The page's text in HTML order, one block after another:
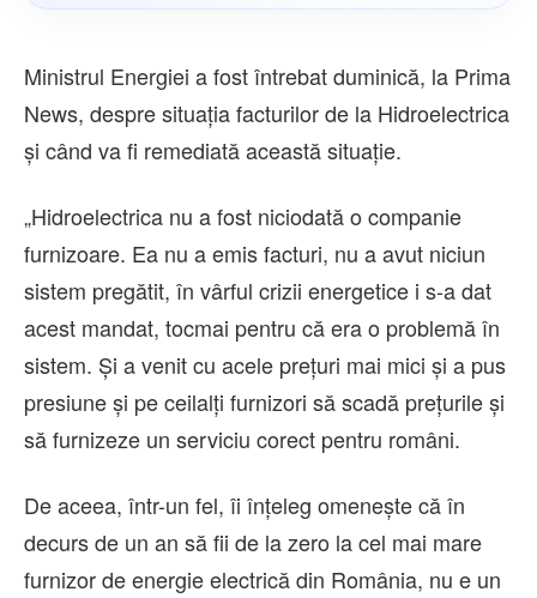
Ministrul Energiei a fost întrebat duminică, la Prima
News, despre situaţia facturilor de la Hidroelectrica
şi când va fi remediată această situaţie.
„Hidroelectrica nu a fost niciodată o companie
furnizoare. Ea nu a emis facturi, nu a avut niciun
sistem pregătit, în vârful crizii energetice i s-a dat
acest mandat, tocmai pentru că era o problemă în
sistem. Şi a venit cu acele preţuri mai mici şi a pus
presiune şi pe ceilalţi furnizori să scadă preţurile şi
să furnizeze un serviciu corect pentru români.
De aceea, într-un fel, îi înţeleg omeneşte că în
decurs de un an să fii de la zero la cel mai mare
furnizor de energie electrică din România, nu e un